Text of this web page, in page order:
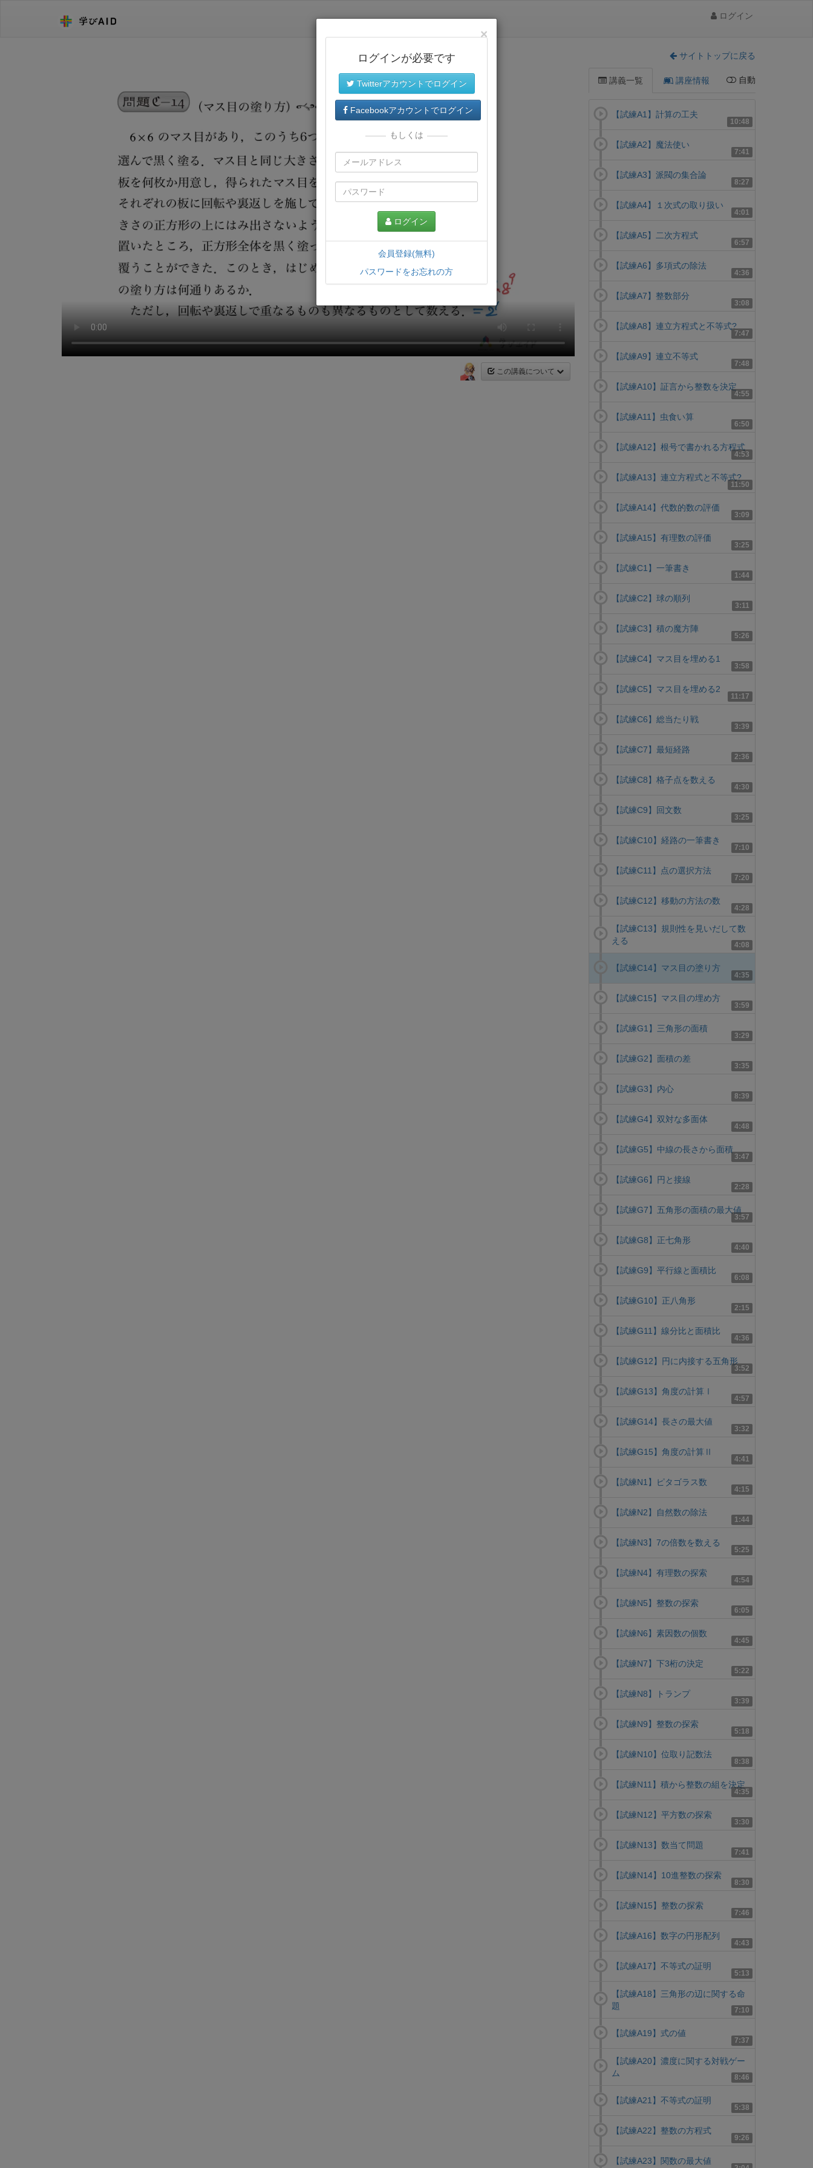
ログイン
サイトトップに戻る
この講義について
講義一覧 講座情報 自動
10:48
【試練A1】計算の工夫
7:41
【試練A2】魔法使い
8:27
【試練A3】派閥の集合論
4:01
【試練A4】１次式の取り扱い
6:57
【試練A5】二次方程式
4:36
【試練A6】多項式の除法
3:08
【試練A7】整数部分
7:47
【試練A8】連立方程式と不等式?
7:48
【試練A9】連立不等式
4:55
【試練A10】証言から整数を決定
6:50
【試練A11】虫食い算
4:53
【試練A12】根号で書かれる方程式
11:50
【試練A13】連立方程式と不等式?
3:09
【試練A14】代数的数の評価
3:25
【試練A15】有理数の評価
1:44
【試練C1】一筆書き
3:11
【試練C2】球の順列
5:26
【試練C3】積の魔方陣
3:58
【試練C4】マス目を埋める1
11:17
【試練C5】マス目を埋める2
3:39
【試練C6】総当たり戦
2:36
【試練C7】最短経路
4:30
【試練C8】格子点を数える
3:25
【試練C9】回文数
7:10
【試練C10】経路の一筆書き
7:20
【試練C11】点の選択方法
4:28
【試練C12】移動の方法の数
4:08
【試練C13】規則性を見いだして数
える
4:35
【試練C14】マス目の塗り方
3:59
【試練C15】マス目の埋め方
3:29
【試練G1】三角形の面積
3:35
【試練G2】面積の差
8:39
【試練G3】内心
4:48
【試練G4】双対な多面体
3:47
【試練G5】中線の長さから面積
2:28
【試練G6】円と接線
3:57
【試練G7】五角形の面積の最大値
4:40
【試練G8】正七角形
6:08
【試練G9】平行線と面積比
2:15
【試練G10】正八角形
4:36
【試練G11】線分比と面積比
3:52
【試練G12】円に内接する五角形
4:57
【試練G13】角度の計算Ⅰ
3:32
【試練G14】長さの最大値
4:41
【試練G15】角度の計算Ⅱ
4:15
【試練N1】ピタゴラス数
1:44
【試練N2】自然数の除法
5:25
【試練N3】7の倍数を数える
4:54
【試練N4】有理数の探索
6:05
【試練N5】整数の探索
4:45
【試練N6】素因数の個数
5:22
【試練N7】下3桁の決定
3:39
【試練N8】トランプ
5:18
【試練N9】整数の探索
8:38
【試練N10】位取り記数法
4:35
【試練N11】積から整数の組を決定
3:30
【試練N12】平方数の探索
7:41
【試練N13】数当て問題
8:30
【試練N14】10進整数の探索
7:46
【試練N15】整数の探索
4:43
【試練A16】数字の円形配列
5:13
【試練A17】不等式の証明
7:10
【試練A18】三角形の辺に関する命
題
7:37
【試練A19】式の値
8:46
【試練A20】濃度に関する対戦ゲー
ム
5:38
【試練A21】不等式の証明
9:26
【試練A22】整数の方程式
【試練A23】関数の最大値
×
ログインが必要です
Twitterアカウントでログイン
Facebookアカウントでログイン
もしくは
ログイン
会員登録(無料)
パスワードをお忘れの方